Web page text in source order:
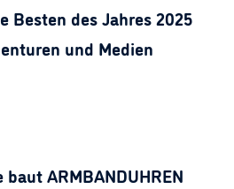
Besten des Jahres 2025
und Medien
ARMBANDUHREN